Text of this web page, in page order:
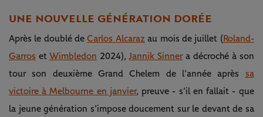
UNE NOUVELLE GÉNÉRATION DORÉE
Après le doublé deCarlos Alcaraz au mois de juillet (Roland-
Garros et Wimbledon 2024),Jannik Sinnera décroché à son
tour son deuxième Grand Chelem de l’année après sa
victoire à Melbourne en janvier, preuve - s’il en fallait - que
la jeune génération s’impose doucement sur le devant de sa